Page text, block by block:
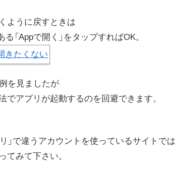
ように戻すときは
る「Appで開く」をタップすればOK。
を見ましたが
でアプリが起動するのを回避できます。
リ」で違うアカウントを使っているサイトでは
てみて下さい。